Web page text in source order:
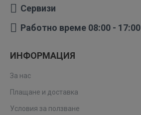
Сервизи
Работно време 08:00 - 17:00
ИНФОРМАЦИЯ
За нас
Плащане и доставка
Условия за ползване